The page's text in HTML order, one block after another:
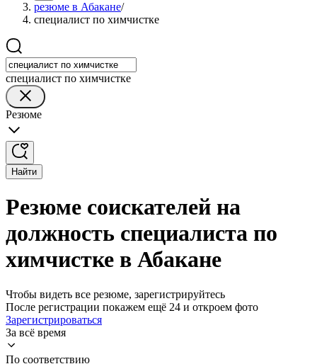
резюме в Абакане/
специалист по химчистке
специалист по химчистке
Резюме
Найти
Резюме соискателей на
должность специалиста по
химчистке в Абакане
Чтобы видеть все резюме, зарегистрируйтесь
После регистрации покажем ещё 24 и откроем фото
Зарегистрироваться
За всё время
По соответствию